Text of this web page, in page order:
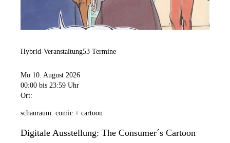
Hybrid-Veranstaltung53 Termine
Mo 10. August 2026
00:00 bis 23:59 Uhr
Ort:
schauraum: comic + cartoon
Digitale Ausstellung: The Consumer´s Cartoon